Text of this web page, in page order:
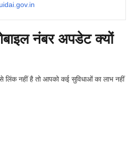
नंबर अपडेट क्यों
लिंक नहीं है तो आपको कई सुविधाओं का लाभ नहीं